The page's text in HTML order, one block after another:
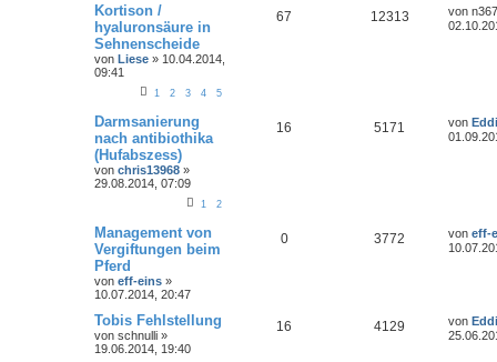
Kortison /
hyaluronsäure in
Sehnenscheide
von Liese » 10.04.2014,
09:41
1 2 3 4 5
67 12313 von
Darmsanierung
nach antibiothika
(Hufabszess)
von chris13968 »
29.08.2014, 07:09
1 2
16 5171 von Eddi
Management von
Vergiftungen beim
Pferd
von eff-eins »
10.07.2014, 20:47
0 3772 von eff-
Tobis Fehlstellung
von schnulli »
19.06.2014, 19:40
16 4129 von Eddi